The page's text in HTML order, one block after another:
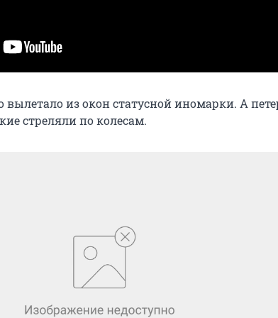
вылетало из окон статусной иномарки. А
стреляли по колесам.